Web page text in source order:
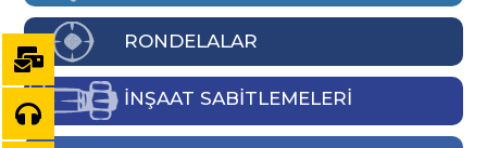
RONDELALAR
İNŞAAT SABİTLEMELERİ